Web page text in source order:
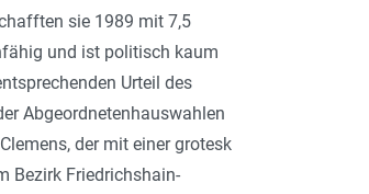
sie 1989 mit 7,5
und ist politisch kaum
Urteil des
Abgeordnetenhauswahlen
der mit einer grotesk
Bezirk Friedrichshain-